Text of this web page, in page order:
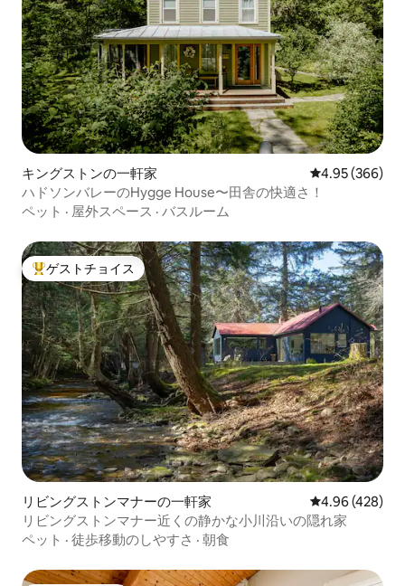
キングストンの一軒家 レビュー366
4.95 (366)
ハドソンバレーのHygge House〜田舎の快適さ！
ペット · 屋外スペース · バスルーム
大好評のゲストチョイスです。
ゲストチョイス
リビングストンマナーの一軒家 レビュー428
4.96 (428)
リビングストンマナー近くの静かな小川沿いの隠れ家
ペット · 徒歩移動のしやすさ · 朝食